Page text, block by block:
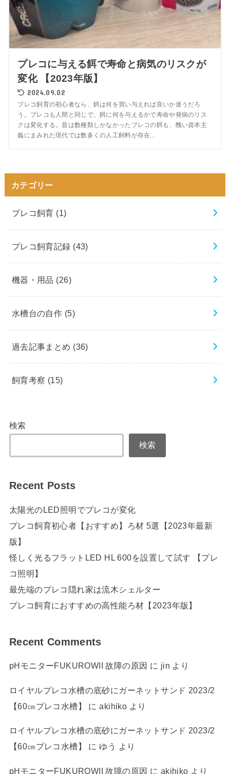
プレコに与える餌で寿命と病気のリスクが
変化 【2023年版】
2024.09.02
プレコ飼育の初心者なら、餌は何を買い与えれば良いか迷うだろ
う。プレコも人間と同じで、餌に何を与えるかで寿命や発病のリス
クは変化する。昔は数種類しかなかったプレコの餌も、醜い資本主
義にまみれた現代では数多くの人工飼料が存在...
カテゴリー
プレコ飼育 (1)
プレコ飼育記録 (43)
機器・用品 (26)
水槽台の自作 (5)
過去記事まとめ (36)
飼育考察 (15)
検索
検索
Recent Posts
太陽光のLED照明でプレコが変化
プレコ飼育初心者【おすすめ】ろ材 5選【2023年最新
版】
怪しく光るフラットLED HL 600を設置して試す 【プレ
コ照明】
最先端のプレコ隠れ家は流木シェルター
プレコ飼育におすすめの高性能ろ材【2023年版】
Recent Comments
pHモニターFUKUROWII 故障の原因 に jin より
ロイヤルプレコ水槽の底砂にガーネットサンド 2023/2
【60㎝プレコ水槽】
にakihiko より
ロイヤルプレコ水槽の底砂にガーネットサンド 2023/2
【60㎝プレコ水槽】
に ゆう より
pHモニターFUKUROWII 故障の原因 に akihiko より